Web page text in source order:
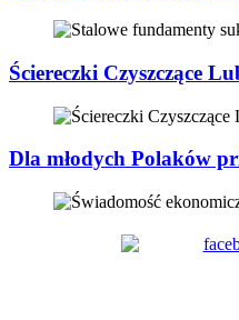
Ściereczki Czyszczące
Dla młodych Polaków